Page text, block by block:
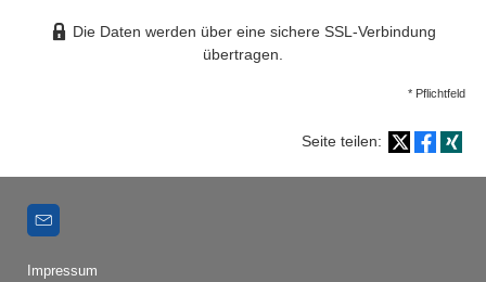
Die Daten werden über eine sichere SSL-Verbindung
übertragen.
* Pflichtfeld
Seite teilen:
Impressum